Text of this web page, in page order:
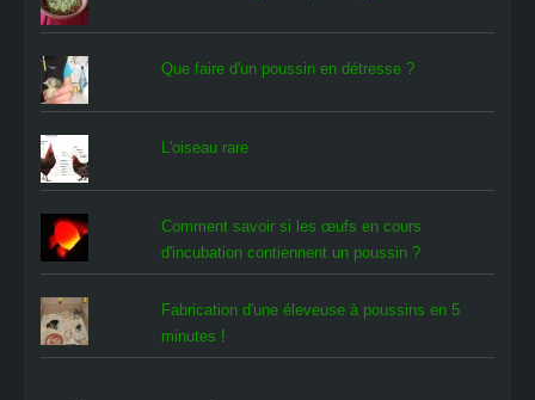
Que faire d'un poussin en détresse ?
L'oiseau rare
Comment savoir si les œufs en cours
d'incubation contiennent un poussin ?
Fabrication d'une éleveuse à poussins en 5
minutes !